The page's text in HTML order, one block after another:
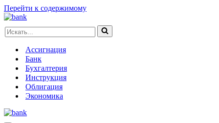
Перейти к содержимому
Искать...
Ассигнация
Банк
Бухгалтерия
Инструкция
Облигация
Экономика